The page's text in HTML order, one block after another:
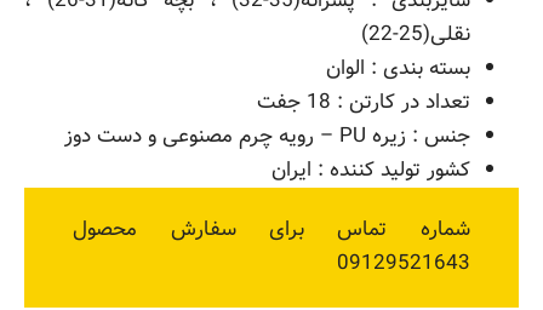
نقلی(25-22)
بسته بندی : الوان
تعداد در کارتن : 18 جفت
جنس : زیره PU – رویه چرم مصنوعی و دست دوز
کشور تولید کننده : ایران
شماره تماس برای سفارش محصول
09129521643